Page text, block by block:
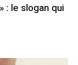
: le slogan qui